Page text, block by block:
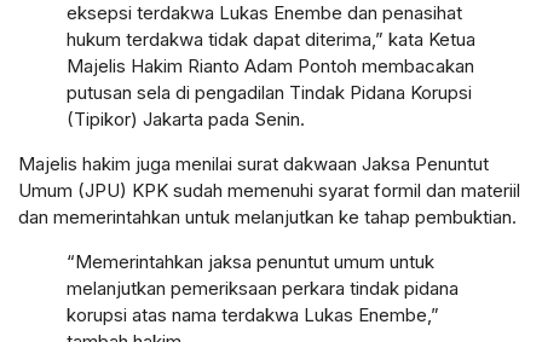
eksepsi terdakwa Lukas Enembe dan penasihat
hukum terdakwa tidak dapat diterima,” kata Ketua
Majelis Hakim Rianto Adam Pontoh membacakan
putusan sela di pengadilan Tindak Pidana Korupsi
(Tipikor) Jakarta pada Senin.
Majelis hakim juga menilai surat dakwaan Jaksa Penuntut
Umum (JPU) KPK sudah memenuhi syarat formil dan materiil
dan memerintahkan untuk melanjutkan ke tahap pembuktian.
“Memerintahkan jaksa penuntut umum untuk
melanjutkan pemeriksaan perkara tindak pidana
korupsi atas nama terdakwa Lukas Enembe,”